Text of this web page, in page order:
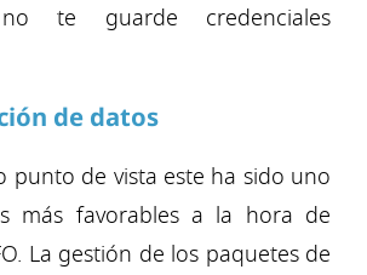
te guarde credenciales
de datos
punto de vista este ha sido uno
más favorables a la hora de
La gestión de los paquetes de